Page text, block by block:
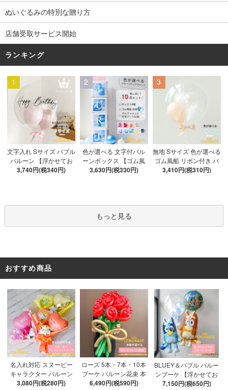
ぬいぐるみの特別な贈り方
店舗受取サービス開始
ランキング
1
文字入れ Sサイズ バブル
バルーン 【浮かせてお
届け】 バルーン
3,740円(税340円)
2
色が選べる 文字付バル
ーンボックス 【ゴム風
船&文字パーツ付き】 DI
ツ52枚 推し活
3,630円(税330円)
3
無地 Sサイズ 色が選べる
ゴム風船 リボン付き バ
ブルバルーン 【浮かせ
3,410円(税310円)
もっと見る
おすすめ商品
名入れ対応 スヌーピー
キャラクター バルーン
ブーケ 選べる7種 【膨ら
3,080円(税280円)
ローズ 5本・7本・10本
ブーケ バルーン花束 本
数が選べる 【膨らませ
6,490円(税590円)
BLUEY＆バブル バルー
ンブーケ 【浮かせてお
届け】 ヘリウムガス入
7,150円(税650円)